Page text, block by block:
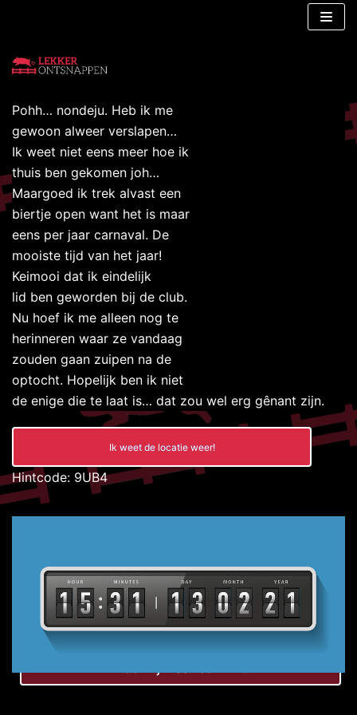
naar
inhoud
Pohh… nondeju. Heb ik me
gewoon alweer verslapen…
Ik weet niet eens meer hoe ik
thuis ben gekomen joh…
Maargoed ik trek alvast een
biertje open want het is maar
eens per jaar carnaval. De
mooiste tijd van het jaar!
Keimooi dat ik eindelijk
lid ben geworden bij de club.
Nu hoef ik me alleen nog te
herinneren waar ze vandaag
zouden gaan zuipen na de
optocht. Hopelijk ben ik niet
de enige die te laat is… dat zou wel erg gênant zijn.
Ik weet de locatie weer!
Hintcode: 9UB4